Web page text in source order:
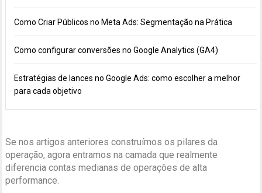
Como Criar Públicos no Meta Ads: Segmentação na Prática
Como configurar conversões no Google Analytics (GA4)
Estratégias de lances no Google Ads: como escolher a melhor
para cada objetivo
Se nos artigos anteriores construímos os pilares da
operação, agora entramos na camada que realmente
diferencia contas medianas de operações de alta
performance.